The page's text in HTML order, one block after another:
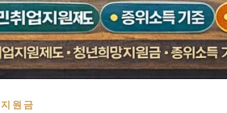
지원금